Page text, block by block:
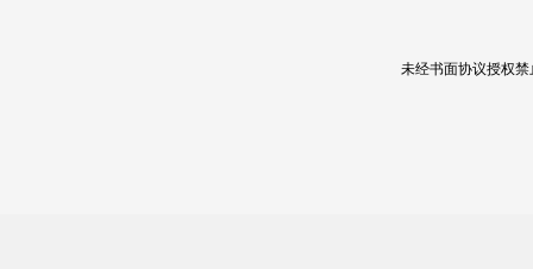
未经书面协议授权